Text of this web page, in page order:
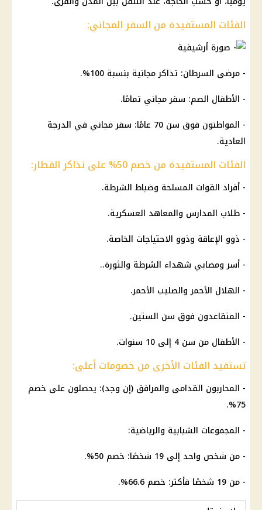
الفئات المستفيدة من السفر المجاني:
- مرضى السرطان: تذاكر مجانية بنسبة 100%.
- الأطفال الصم: سفر مجاني تمامًا.
- المواطنون فوق سن 70 عامًا: سفر مجاني في الدرجة
العادية.
الفئات المستفيدة من خصم 50% على تذاكر القطار:
- أفراد القوات المسلحة وضباط الشرطة.
- طلاب المدارس والمعاهد العسكرية.
- ذوو الإعاقة وذوو الاحتياجات الخاصة.
- أسر ومصابي شهداء الشرطة والثورة..
- الهلال الأحمر والصليب الأحمر.
- المتقاعدون فوق سن الستين.
- الأطفال من سن 4 إلى 10 سنوات.
تستفيد الفئات الأخرى من خصومات أعلى:
- المحاربون القدامى والمرافق (إن وجد): يحصلون على خصم
75%.
- المجموعات الشبابية والرياضية:
- من شخص واحد إلى 19 شخصًا: خصم 50%.
- من 19 شخصًا فأكثر: خصم 66.6%.